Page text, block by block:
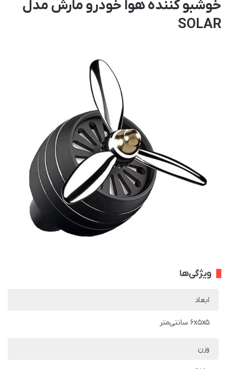
خوشبو کننده هوا خودرو مارش مدل
SOLAR
ویژگی‌ها
ابعاد
6x5x5 سانتی‌متر
وزن